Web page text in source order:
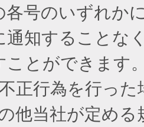
号のいずれか
通知することな
ことができます
正行為を行った
他当社が定め